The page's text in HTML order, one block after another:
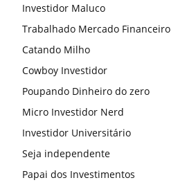
Investidor Maluco
Trabalhado Mercado Financeiro
Catando Milho
Cowboy Investidor
Poupando Dinheiro do zero
Micro Investidor Nerd
Investidor Universitário
Seja independente
Papai dos Investimentos